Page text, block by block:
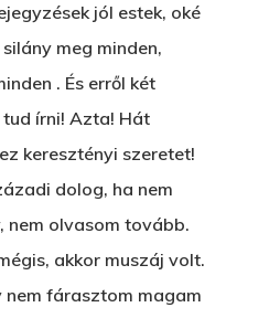
jól estek, oké
meg minden,
. És erről két
írni! Azta! Hát
keresztényi szeretet!
dolog, ha nem
nem olvasom tovább.
akkor muszáj volt.
fárasztom magam